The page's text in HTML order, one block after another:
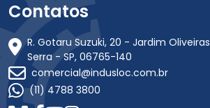
Contatos
R. Gotaru Suzuki, 20 - Jardim
Serra - SP, 06765-140
comercial@indusloc.com.br
(11) 4788 3800